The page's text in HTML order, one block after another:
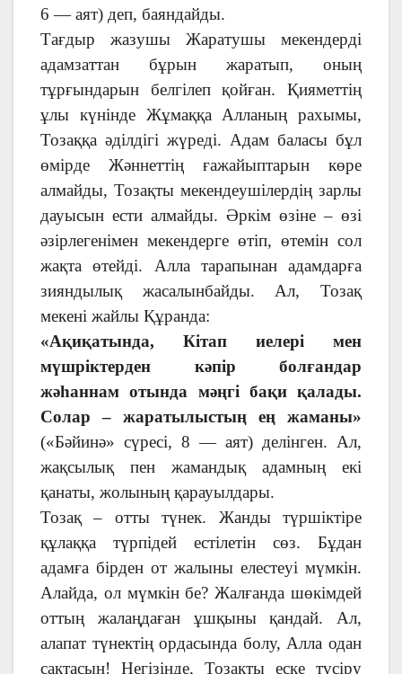
6 — аят) деп, баяндайды.
Тағдыр жазушы Жаратушы мекендерді
адамзаттан бұрын жаратып, оның
тұрғындарын белгілеп қойған. Қияметтің
ұлы күнінде Жұмаққа Алланың рахымы,
Тозаққа әділдігі жүреді. Адам баласы бұл
өмірде Жәннеттің ғажайыптарын көре
алмайды, Тозақты мекендеушілердің зарлы
дауысын ести алмайды. Әркім өзіне – өзі
әзірлегенімен мекендерге өтіп, өтемін сол
жақта өтейді. Алла тарапынан адамдарға
зияндылық жасалынбайды. Ал, Тозақ
мекені жайлы Құранда:
«Ақиқатында, Кітап иелері мен
мүшріктерден кәпір болғандар
жәһаннам отында мәңгі бақи қалады.
Солар – жаратылыстың ең жаманы»
(«Бәйинә» сүресі, 8 — аят) делінген. Ал,
жақсылық пен жамандық адамның екі
қанаты, жолының қарауылдары.
Тозақ – отты түнек. Жанды түршіктіре
құлаққа түрпідей естілетін сөз. Бұдан
адамға бірден от жалыны елестеуі мүмкін.
Алайда, ол мүмкін бе? Жалғанда шөкімдей
оттың жалаңдаған ұшқыны қандай. Ал,
алапат түнектің ордасында болу, Алла одан
сақтасын! Негізінде, Тозақты еске түсіру